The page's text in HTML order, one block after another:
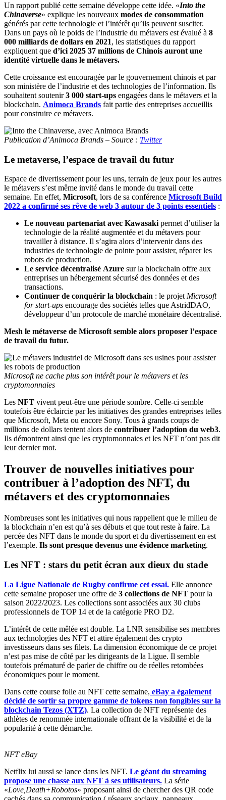
Un rapport publié cette semaine développe cette idée. «Into the
Chinaverse» explique les nouveaux modes de consommation
générés par cette technologie et l’intérêt qu’ils peuvent susciter.
Dans un pays où le poids de l’industrie du métavers est évalué à 8
000 milliards de dollars en 2021, les statistiques du rapport
expliquent que d’ici 2025 37 millions de Chinois auront une
identité virtuelle dans le métavers.
Cette croissance est encouragée par le gouvernement chinois et par
son ministère de l’industrie et des technologies de l’information. Ils
souhaitent soutenir3 000 start-ups engagées dans le métavers et la
blockchain. Animoca Brands fait partie des entreprises accueillis
pour construire ce métavers.
Publication d’Animoca Brands – Source : Twitter
Le metaverse, l’espace de travail du futur
Espace de divertissement pour les uns, terrain de jeux pour les autres
le métavers s’est même invité dans le monde du travail cette
semaine. En effet, Microsoft, lors de sa conférence Microsoft Build
2022 a confirmé ses rêve de web 3 autour de 3 points essentiels :
Le nouveau partenariat avec Kawasaki permet d’utiliser la
technologie de la réalité augmentée et du métavers pour
travailler à distance. Il s’agira alors d’intervenir dans des
industries de technologie de pointe pour assister, réparer les
robots de production.
Le service décentralisé Azure sur la blockchain offre aux
entreprises un hébergement sécurisé des données et des
transactions.
Continuer de conquérir la blockchain : le projet Microsoft
for start-ups encourage des sociétés telles que AstridDAO,
développeur d’un protocole de marché monétaire décentralisé.
Mesh le métaverse de Microsoft semble alors proposer l’espace
de travail du futur.
Microsoft ne cache plus son intérêt pour le métavers et les
cryptomonnaies
Les NFT vivent peut-être une période sombre. Celle-ci semble
toutefois être éclaircie par les initiatives des grandes entreprises telles
que Microsoft, Meta ou encore Sony. Tous à grands coups de
millions de dollars tentent alors de contribuer l’adoption du web3.
Ils démontrent ainsi que les cryptomonnaies et les NFT n’ont pas dit
leur dernier mot.
Trouver de nouvelles initiatives pour
contribuer à l’adoption des NFT, du
métavers et des cryptomonnaies
Nombreuses sont les initiatives qui nous rappellent que le milieu de
la blockchain n’en est qu’à ses débuts et que tout reste à faire. La
percée des NFT dans le monde du sport et du divertissement en est
l’exemple. Ils sont presque devenus une évidence marketing.
Les NFT : stars du petit écran aux dieux du stade
La Ligue Nationale de Rugby confirme cet essai. Elle annonce
cette semaine proposer une offre de 3 collections de NFT pour la
saison 2022/2023. Les collections sont associées aux 30 clubs
professionnels de TOP 14 et de la catégorie PRO D2.
L’intérêt de cette mêlée est double. La LNR sensibilise ses membres
aux technologies des NFT et attire également des crypto
investisseurs dans ses filets. La dimension économique de ce projet
n’est pas mise de côté par les dirigeants de la Ligue. Il semble
toutefois prématuré de parler de chiffre ou de réelles retombées
économiques pour le moment.
Dans cette course folle au NFT cette semaine, eBay a également
décidé de sortir sa propre gamme de tokens non fongibles sur la
blockchain Tezos (XTZ). La collection de NFT représente des
athlètes de renommée internationale offrant de la visibilité et de la
popularité à cette démarche.
NFT eBay
Netflix lui aussi se lance dans les NFT. Le géant du streaming
propose une chasse aux NFT à ses utilisateurs. La série
«Love,Death+Robotos» proposant ainsi de chercher des QR code